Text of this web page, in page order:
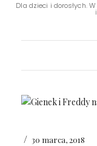
Dla dzieci i dorosłych.
/ 30 marca, 2018